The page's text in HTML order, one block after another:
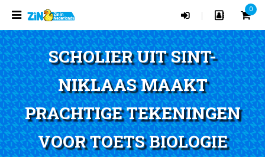
SCHOLIER UIT SINT-
NIKLAAS MAAKT
PRACHTIGE TEKENINGEN
VOOR TOETS BIOLOGIE
|
0